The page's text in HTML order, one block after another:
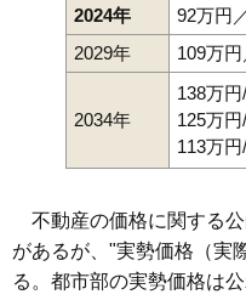
2024年
92万円
2029年
109万
2034年
138万円
125万円
113万円
不動産の価格に関する公
があるが、"実勢価格（実
る。都市部の実勢価格は